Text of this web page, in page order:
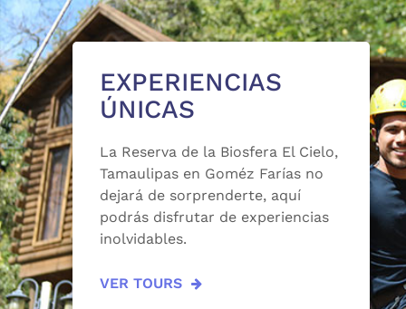
EXPERIENCIAS
ÚNICAS
La Reserva de la Biosfera El Cielo,
Tamaulipas en Goméz Farías no
dejará de sorprenderte, aquí
podrás disfrutar de experiencias
inolvidables.
VER TOURS